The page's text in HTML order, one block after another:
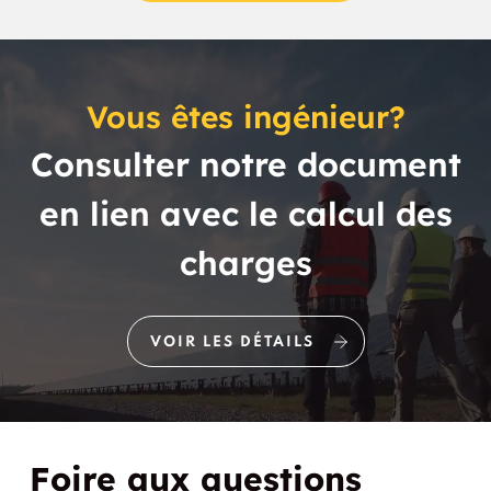
Vous êtes ingénieur?
Consulter notre document
en lien avec le calcul des
charges
VOIR LES DÉTAILS
Foire aux questions